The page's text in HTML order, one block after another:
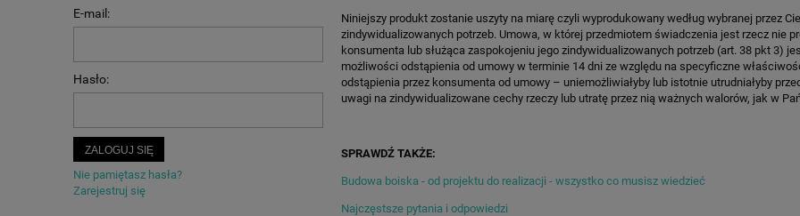
E-mail:
Hasło:
ZALOGUJ SIĘ
Nie pamiętasz hasła?
Zarejestruj się
Niniejszy produkt zostanie uszyty na miarę czyli wyprodukowany według wybranej przez
zindywidualizowanych potrzeb. Umowa, w której przedmiotem świadczenia jest rzecz nie
konsumenta lub służąca zaspokojeniu jego zindywidualizowanych potrzeb (art. 38 pkt 3)
możliwości odstąpienia od umowy w terminie 14 dni ze względu na specyficzne
odstąpienia przez konsumenta od umowy – uniemożliwiałyby lub istotnie utrudniałyby
uwagi na zindywidualizowane cechy rzeczy lub utratę przez nią ważnych walorów, jak w
SPRAWDŹ TAKŻE:
Budowa boiska - od projektu do realizacji - wszystko co musisz wiedzieć
Najczęstsze pytania i odpowiedzi